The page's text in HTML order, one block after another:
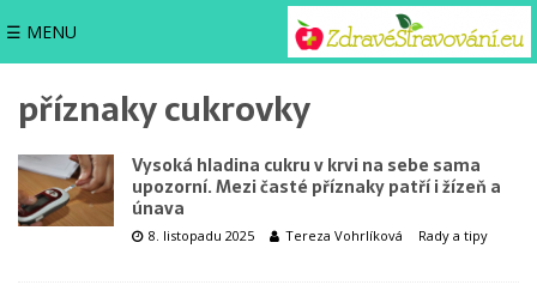
☰ MENU
příznaky cukrovky
Vysoká hladina cukru v krvi na sebe sama
upozorní. Mezi časté příznaky patří i žízeň a
únava
8. listopadu 2025 Tereza Vohrlíková Rady a tipy